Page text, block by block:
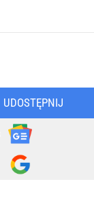
UDOSTĘPNIJ